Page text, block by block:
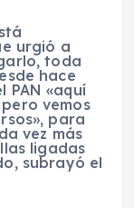
urgió a
toda
hace
PAN «aquí
vemos
para
vez más
ligadas
subrayó el